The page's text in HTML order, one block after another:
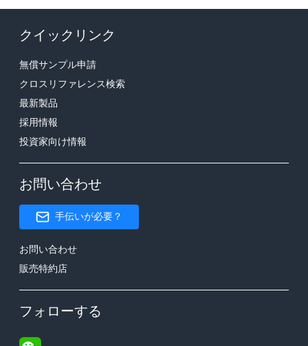
クイックリンク
無償サンプル申請
クロスリファレンス検索
最新製品
採用情報
投資家向け情報
お問い合わせ
手伝いが必要？
お問い合わせ
販売特約店
フォローする